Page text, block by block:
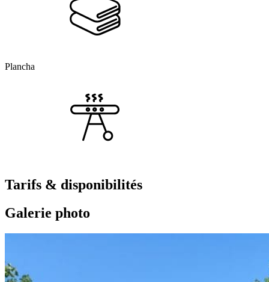
Plancha
Tarifs & disponibilités
Galerie photo